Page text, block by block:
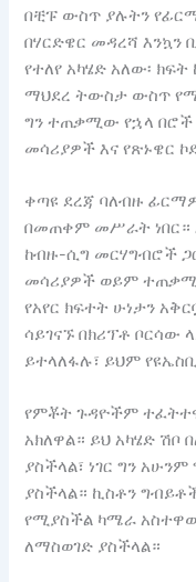
በቺፑ ውስጥ ያሉትን
በሃርድዌር መዳረሻ እንኳን
የተለየ አካሄድ አለው፡
ማህደረ ትውስታ ውስጥ
ግን ተጠቃሚው የኋላ
መሳሪያዎች እና የጽኑዌር
ቀጣዩ ደረጃ ባለብዙ
በመጠቀም መሥራት ነበር።
ከብዙ-ሲግ መርሃግብሮች
መሳሪያዎች ወይም
የአየር ክፍተት ሁነታን
ሳይገናኙ በክሪፕቶ ቦርሳው
ይተላለፋሉ፣ ይህም
የምቾት ጉዳዮችም
አክለዋል። ይህ አካሄድ ሽቦ
ያስችላል፣ ነገር ግን
ያስችላል። ኪስቶን
የሚያስችል ካሜራ
ለማስወገድ ያስችላል።